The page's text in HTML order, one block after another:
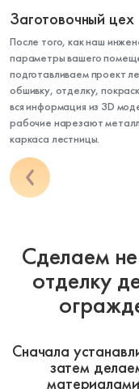
Заготовочный цех
После того, как наш
параметры вашего
подготавливаем проект
обшивку, отделку,
вся информация из 3D
рабочие нарезают
каркаса лестницы.
Сделаем
отделку
Сначала
затем